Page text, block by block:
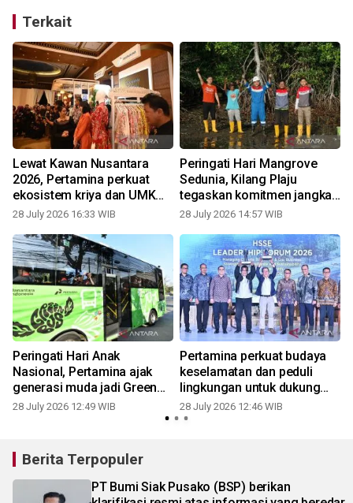
Terkait
Lewat Kawan Nusantara
2026, Pertamina perkuat
ekosistem kriya dan UMKM
berbasis budaya
28 July 2026 16:33 WIB
Peringati Hari Mangrove
Sedunia, Kilang Plaju
tegaskan komitmen jangka
panjang lestarikan
28 July 2026 14:57 WIB
Peringati Hari Anak
Nasional, Pertamina ajak
generasi muda jadi Green
Warriors penyelamat bumi
28 July 2026 12:49 WIB
Pertamina perkuat budaya
keselamatan dan peduli
lingkungan untuk dukung
ketahanan energi nasional
28 July 2026 12:46 WIB
Berita Terpopuler
PT Bumi Siak Pusako (BSP) berikan